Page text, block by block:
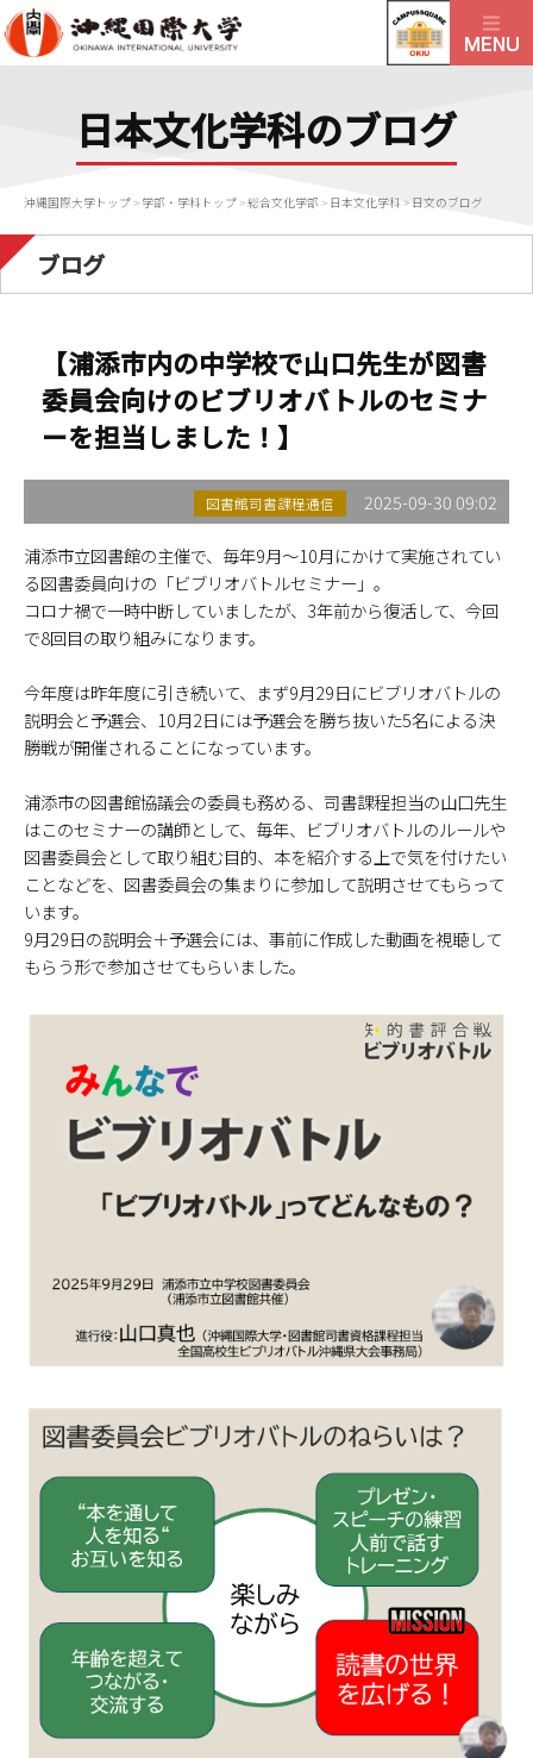
日本文化学科のブログ
沖縄国際大学トップ > 学部・学科トップ >総合文化学部 > 日本文化学科 > 日文のブログ
ブログ
【浦添市内の中学校で山口先生が図書
委員会向けのビブリオバトルのセミナ
ーを担当しました！】
図書館司書課程通信 2025-09-30 09:02
浦添市立図書館の主催で、毎年9月～10月にかけて実施されてい
る図書委員向けの「ビブリオバトルセミナー」。
コロナ禍で一時中断していましたが、3年前から復活して、今回
で8回目の取り組みになります。
今年度は昨年度に引き続いて、まず9月29日にビブリオバトルの
説明会と予選会、10月2日には予選会を勝ち抜いた5名による決
勝戦が開催されることになっています。
浦添市の図書館協議会の委員も務める、司書課程担当の山口先生
はこのセミナーの講師として、毎年、ビブリオバトルのルールや
図書委員会として取り組む目的、本を紹介する上で気を付けたい
ことなどを、図書委員会の集まりに参加して説明させてもらって
います。
9月29日の説明会＋予選会には、事前に作成した動画を視聴して
もらう形で参加させてもらいました。